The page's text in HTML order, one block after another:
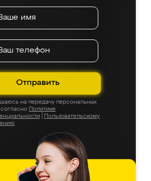
Отправить
на передачу персональных
Политике
Пользовательскому